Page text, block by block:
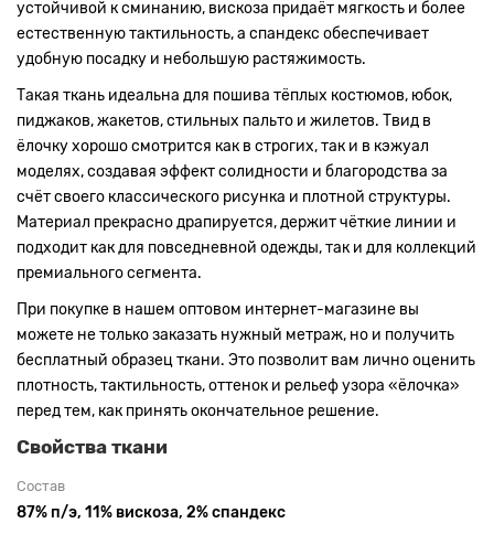
устойчивой к сминанию, вискоза придаёт мягкость и более
естественную тактильность, а спандекс обеспечивает
удобную посадку и небольшую растяжимость.
Такая ткань идеальна для пошива тёплых костюмов, юбок,
пиджаков, жакетов, стильных пальто и жилетов. Твид в
ёлочку хорошо смотрится как в строгих, так и в кэжуал
моделях, создавая эффект солидности и благородства за
счёт своего классического рисунка и плотной структуры.
Материал прекрасно драпируется, держит чёткие линии и
подходит как для повседневной одежды, так и для коллекций
премиального сегмента.
При покупке в нашем оптовом интернет-магазине вы
можете не только заказать нужный метраж, но и получить
бесплатный образец ткани. Это позволит вам лично оценить
плотность, тактильность, оттенок и рельеф узора «ёлочка»
перед тем, как принять окончательное решение.
Свойства ткани
Состав
87% п/э, 11% вискоза, 2% спандекс